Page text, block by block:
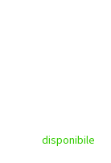
disponibile